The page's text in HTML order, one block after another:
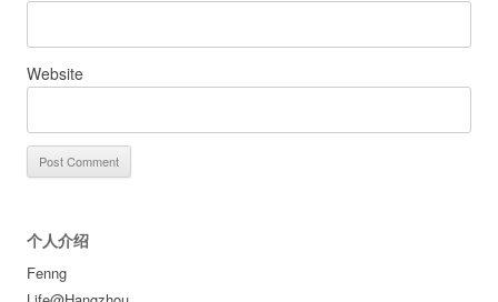
Website
个人介绍
Fenng